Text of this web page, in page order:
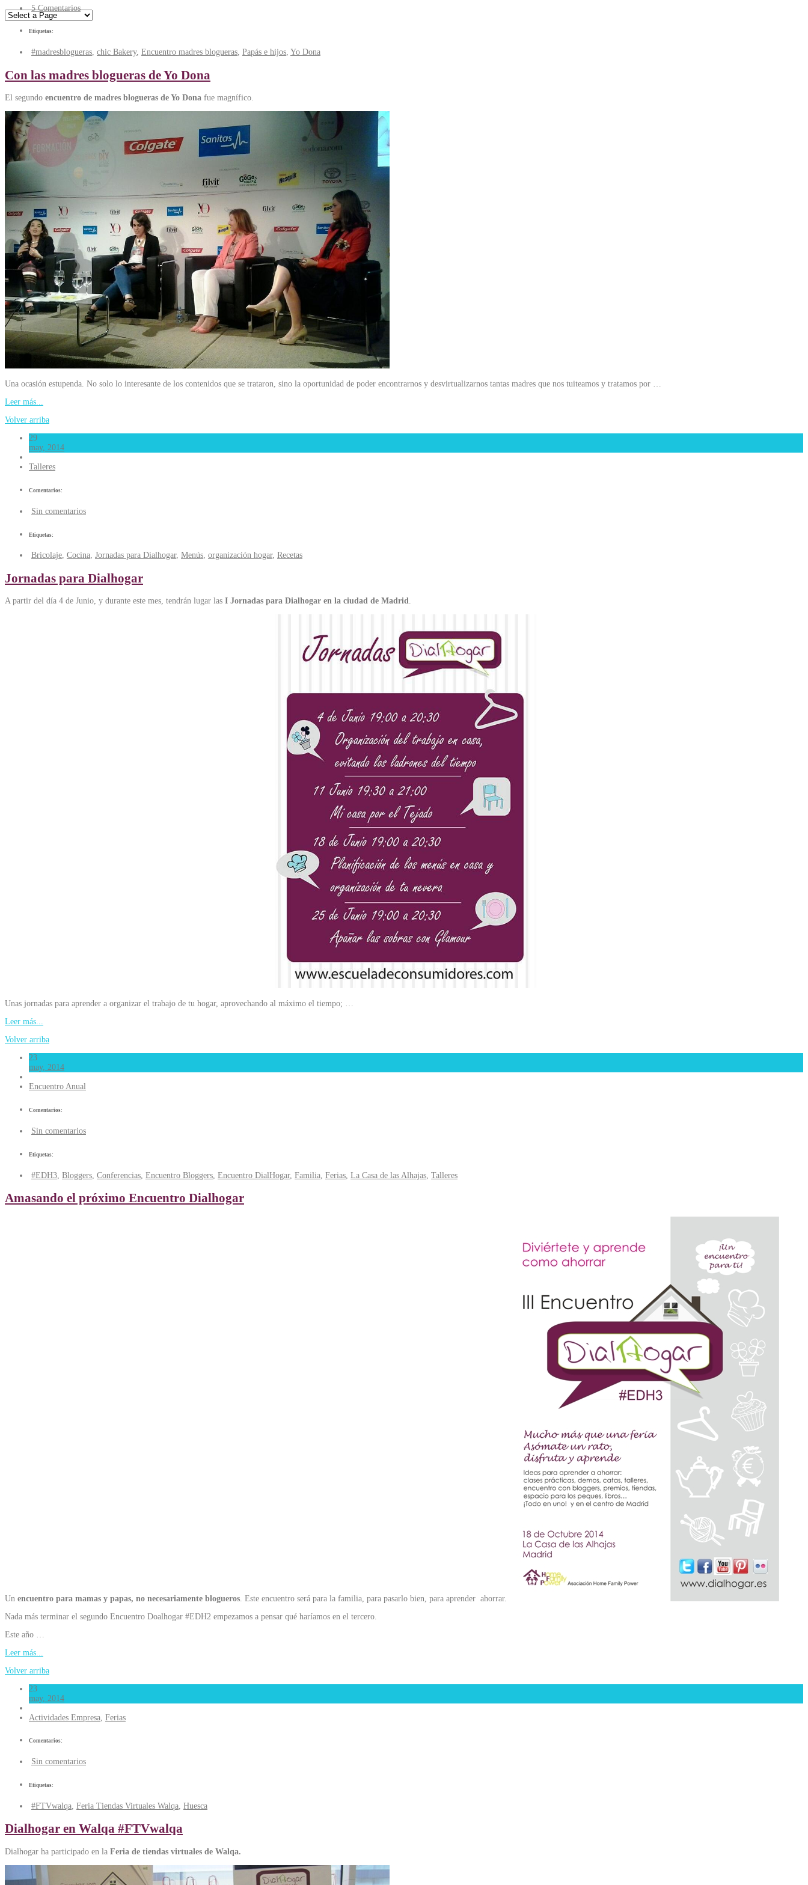
5 Comentarios
Etiquetas:
#madresblogueras, chic Bakery, Encuentro madres blogueras, Papás e hijos, Yo Dona
Con las madres blogueras de Yo Dona
El segundo encuentro de madres blogueras de Yo Dona fue magnífico.
Una ocasión estupenda. No solo lo interesante de los contenidos que se trataron, sino la oportunidad de poder encontrarnos y desvirtualizarnos tantas madres que nos tuiteamos y tratamos por …
Leer más...
Volver arriba
29
may, 2014
Talleres
Comentarios:
Sin comentarios
Etiquetas:
Bricolaje, Cocina, Jornadas para Dialhogar, Menús, organización hogar, Recetas
Jornadas para Dialhogar
A partir del día 4 de Junio, y durante este mes, tendrán lugar las I Jornadas para Dialhogar en la ciudad de Madrid.
Unas jornadas para aprender a organizar el trabajo de tu hogar, aprovechando al máximo el tiempo; …
Leer más...
Volver arriba
23
may, 2014
Encuentro Anual
Comentarios:
Sin comentarios
Etiquetas:
#EDH3 Bloggers Conferencias Encuentro Bloggers Encuentro DialHogar, Familia Ferias La Casa de las Alhajas Talleres
Amasando el próximo Encuentro Dialhogar
Un encuentro para mamas y papas, no necesariamente blogueros . Este encuentro será para la familia, para pasarlo bien, para aprender ahorrar.
Nada más terminar el segundo Encuentro Doalhogar #EDH2 empezamos a pensar qué haríamos en el tercero.
Este año …
Leer más...
Volver arriba
23
may, 2014
Actividades Empresa Ferias
Comentarios:
Sin comentarios
Etiquetas:
#FTVwalqa Feria Tiendas Virtuales Walqa Huesca
Dialhogar en Walqa #FTVwalqa
Dialhogar ha participado en la Feria de tiendas virtuales de Walqa.